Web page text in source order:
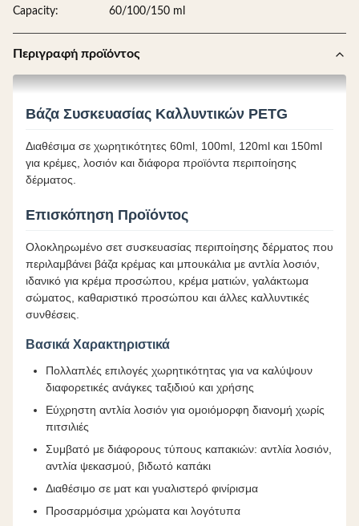
Capacity:
60/100/150 ml
Περιγραφή προϊόντος
Βάζα Συσκευασίας Καλλυντικών PETG
Διαθέσιμα σε χωρητικότητες 60ml, 100ml, 120ml και 150ml
για κρέμες, λοσιόν και διάφορα προϊόντα περιποίησης
δέρματος.
Επισκόπηση Προϊόντος
Ολοκληρωμένο σετ συσκευασίας περιποίησης δέρματος που
περιλαμβάνει βάζα κρέμας και μπουκάλια με αντλία λοσιόν,
ιδανικό για κρέμα προσώπου, κρέμα ματιών, γαλάκτωμα
σώματος, καθαριστικό προσώπου και άλλες καλλυντικές
συνθέσεις.
Βασικά Χαρακτηριστικά
Πολλαπλές επιλογές χωρητικότητας για να καλύψουν
διαφορετικές ανάγκες ταξιδιού και χρήσης
Εύχρηστη αντλία λοσιόν για ομοιόμορφη διανομή χωρίς
πιτσιλιές
Συμβατό με διάφορους τύπους καπακιών: αντλία λοσιόν,
αντλία ψεκασμού, βιδωτό καπάκι
Διαθέσιμο σε ματ και γυαλιστερό φινίρισμα
Προσαρμόσιμα χρώματα και λογότυπα